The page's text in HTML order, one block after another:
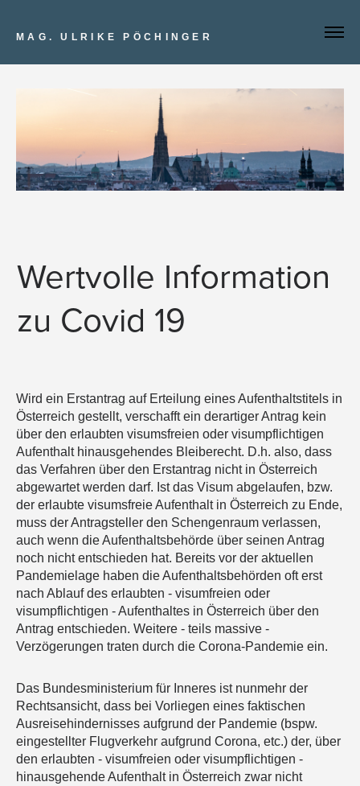
MAG. ULRIKE PÖCHINGER
Wertvolle Information
zu Covid 19
Wird ein Erstantrag auf Erteilung eines Aufenthaltstitels in
Österreich gestellt, verschafft ein derartiger Antrag kein
über den erlaubten visumsfreien oder visumpflichtigen
Aufenthalt hinausgehendes Bleiberecht. D.h. also, dass
das Verfahren über den Erstantrag nicht in Österreich
abgewartet werden darf. Ist das Visum abgelaufen, bzw.
der erlaubte visumsfreie Aufenthalt in Österreich zu Ende,
muss der Antragsteller den Schengenraum verlassen,
auch wenn die Aufenthaltsbehörde über seinen Antrag
noch nicht entschieden hat. Bereits vor der aktuellen
Pandemielage haben die Aufenthaltsbehörden oft erst
nach Ablauf des erlaubten - visumfreien oder
visumpflichtigen - Aufenthaltes in Österreich über den
Antrag entschieden. Weitere - teils massive -
Verzögerungen traten durch die Corona-Pandemie ein.
Das Bundesministerium für Inneres ist nunmehr der
Rechtsansicht, dass bei Vorliegen eines faktischen
Ausreisehindernisses aufgrund der Pandemie (bspw.
eingestellter Flugverkehr aufgrund Corona, etc.) der, über
den erlaubten - visumfreien oder visumpflichtigen -
hinausgehende Aufenthalt in Österreich zwar nicht